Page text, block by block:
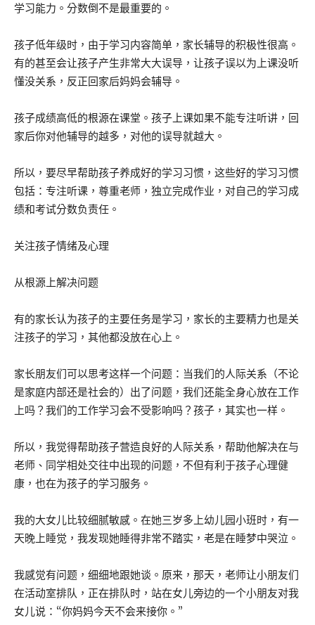
学习能力。分数倒不是最重要的。
孩子低年级时，由于学习内容简单，家长辅导的积极性很高。
有的甚至会让孩子产生非常大大误导，让孩子误以为上课没听
懂没关系，反正回家后妈妈会辅导。
孩子成绩高低的根源在课堂。孩子上课如果不能专注听讲，回
家后你对他辅导的越多，对他的误导就越大。
所以，要尽早帮助孩子养成好的学习习惯，这些好的学习习惯
包括：专注听课，尊重老师，独立完成作业，对自己的学习成
绩和考试分数负责任。
关注孩子情绪及心理
从根源上解决问题
有的家长认为孩子的主要任务是学习，家长的主要精力也是关
注孩子的学习，其他都没放在心上。
家长朋友们可以思考这样一个问题：当我们的人际关系（不论
是家庭内部还是社会的）出了问题，我们还能全身心放在工作
上吗？我们的工作学习会不受影响吗？孩子，其实也一样。
所以，我觉得帮助孩子营造良好的人际关系，帮助他解决在与
老师、同学相处交往中出现的问题，不但有利于孩子心理健
康，也在为孩子的学习服务。
我的大女儿比较细腻敏感。在她三岁多上幼儿园小班时，有一
天晚上睡觉，我发现她睡得非常不踏实，老是在睡梦中哭泣。
我感觉有问题，细细地跟她谈。原来，那天，老师让小朋友们
在活动室排队，正在排队时，站在女儿旁边的一个小朋友对我
女儿说：“你妈妈今天不会来接你。”